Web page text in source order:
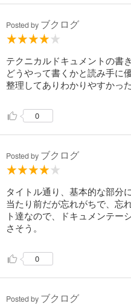
Posted by ブクログ
テクニカルドキュメントの書
どうやって書くかと読み手に
整理してありわかりやすかった
0
Posted by ブクログ
タイトル通り、基本的な部分
当たり前だが忘れがちで、忘
ト達なので、ドキュメンテー
さそう。
0
Posted by ブクログ